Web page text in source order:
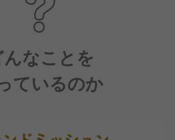
んなことを
ているのか